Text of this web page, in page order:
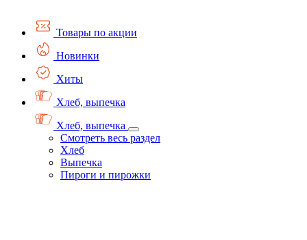
Товары по акции
Новинки
Хиты
Хлеб, выпечка
Хлеб, выпечка
Смотреть весь раздел
Хлеб
Выпечка
Пироги и пирожки